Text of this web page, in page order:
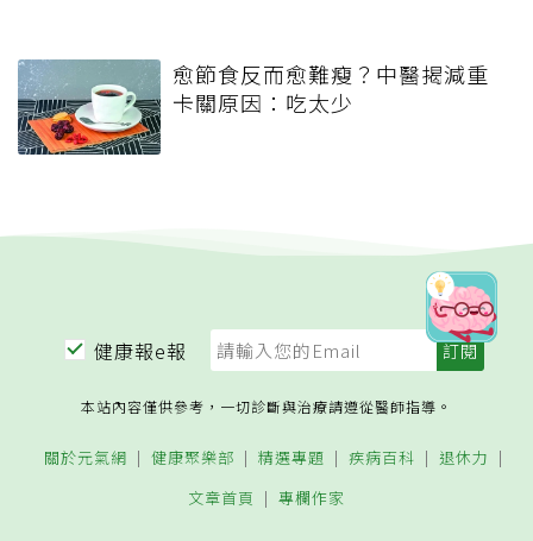
愈節食反而愈難瘦？中醫揭減重
卡關原因：吃太少
健康報e報
本站內容僅供參考，一切診斷與治療請遵從醫師指導。
關於元氣網 健康聚樂部 精選專題 疾病百科
退休力
文章首頁
專欄作家